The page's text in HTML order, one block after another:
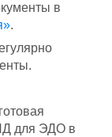
в
.
для ЭДО в